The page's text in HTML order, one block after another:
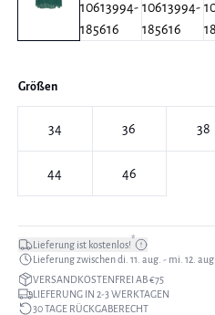
Größen
34 36 38
44 46
Lieferung ist kostenlos!*
Lieferung zwischen di. 11. aug. - mi. 12. aug.
VERSANDKOSTENFREI AB €75
LIEFERUNG IN 2-3 WERKTAGEN
30 TAGE RÜCKGABERECHT